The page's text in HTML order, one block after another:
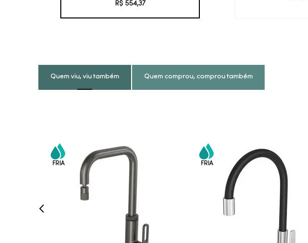
R$ 554,37
Quem viu, viu também Quem comprou, comprou também
COMPRAR AGORA